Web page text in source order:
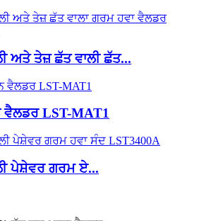
ਅਤੇ ਤੇਜ਼ ਛੱਤ ਵਾਲੀ ਛੱਤ...
ਵੈਲਡਰ LST-MAT1
ਪੇਸ਼ੇਵਰ ਗਰਮ ਏ...